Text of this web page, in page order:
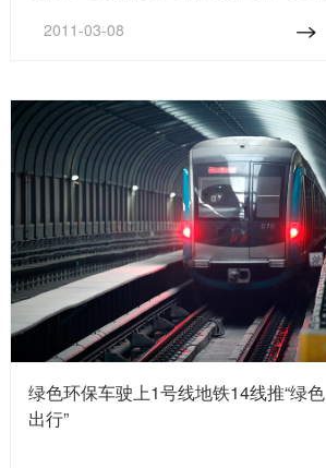
站，每天要为大量乘客提供问询服务，特别
2011-03-08
绿色环保车驶上1号线地铁14线推“绿色
出行”